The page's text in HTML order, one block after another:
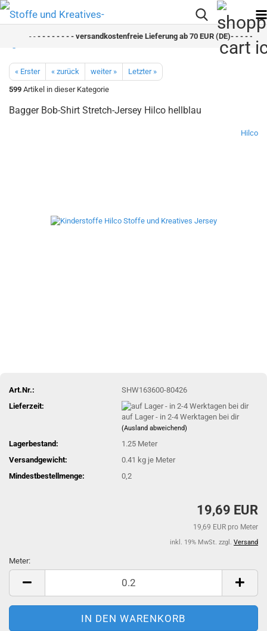
- - - - - - - - versandkostenfreie Lieferung ab 70 EUR (DE)- - - - - - - -
« Erster « zurück weiter »
Letzter »
599 Artikel in dieser Kategorie
Bagger Bob-Shirt Stretch-Jersey Hilco hellblau
Hilco
Art.Nr.:
SHW163600-80426
Lieferzeit:
auf Lager - in 2-4 Werktagen bei dir
(Ausland abweichend)
Lagerbestand: 1.25 Meter
Versandgewicht:
0.41 kg je Meter
Mindestbestellmenge:
0,2
19,69 EUR
19,69 EUR pro Meter
inkl. 19% MwSt. zzgl. Versand
Meter:
Meter